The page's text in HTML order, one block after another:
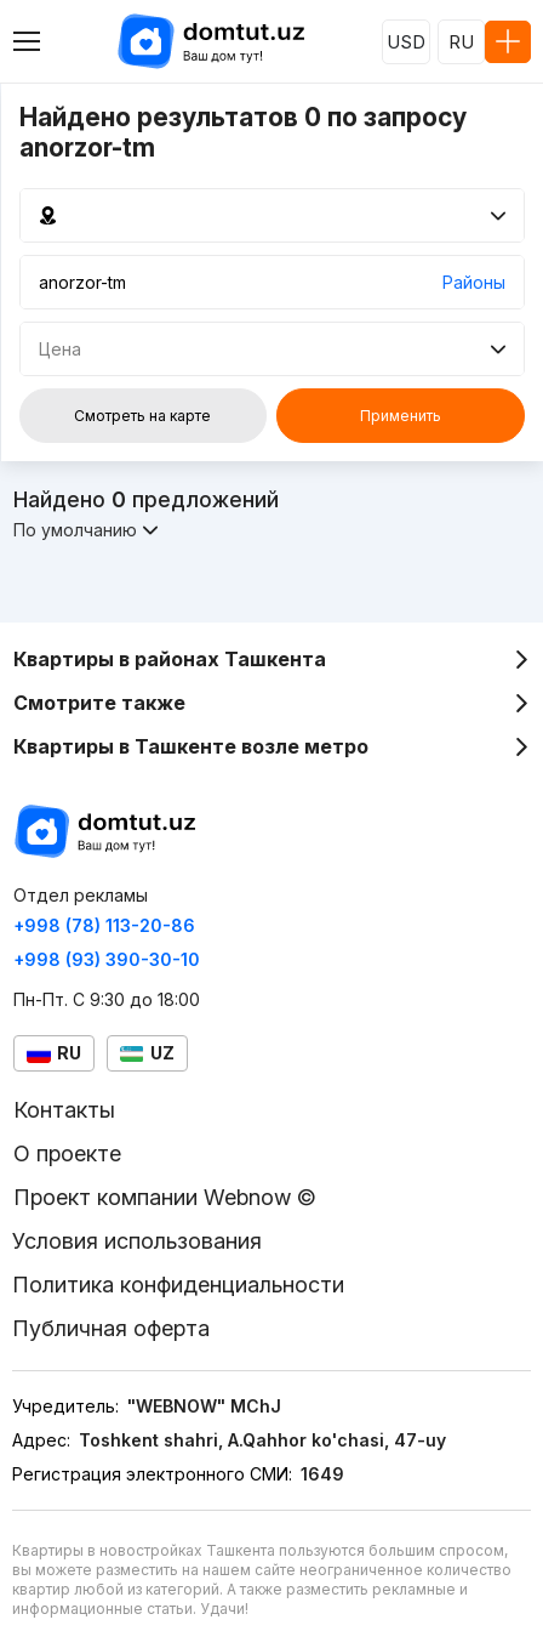
USD RU
Найдено результатов 0 по запросу
anorzor-tm
Районы
Цена
Смотреть на карте Применить
Найдено 0 предложений
По умолчанию
Квартиры в районах Ташкента
Смотрите также
Квартиры в Ташкенте возле метро
Отдел рекламы
+998 (78) 113-20-86
+998 (93) 390-30-10
Пн-Пт. С 9:30 до 18:00
RU UZ
Контакты
О проекте
Проект компании Webnow ©
Условия использования
Политика конфиденциальности
Публичная оферта
Учредитель: "WEBNOW" MChJ
Адрес: Toshkent shahri, A.Qahhor ko'chasi, 47-uy
Регистрация электронного СМИ: 1649
Квартиры в новостройках Ташкента пользуются большим спросом,
вы можете разместить на нашем сайте неограниченное количество
квартир любой из категорий. А также разместить рекламные и
информационные статьи. Удачи!